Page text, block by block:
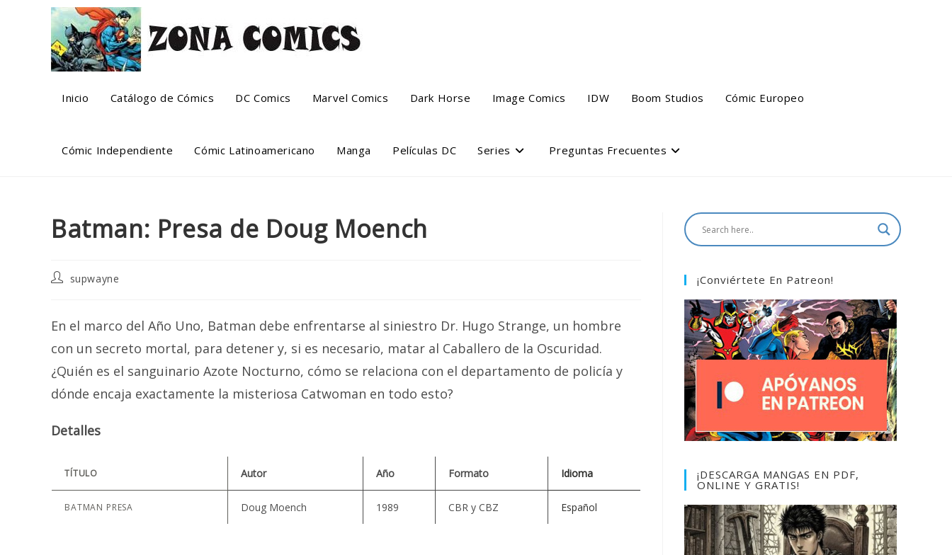
Inicio Catálogo de Cómics DC Comics Marvel Comics Dark Horse Image Comics IDW Boom Studios Cómic Europeo
Cómic Independiente Cómic Latinoamericano Manga Películas DC Series Preguntas Frecuentes
Batman: Presa de Doug Moench
Postsupwayne
En el marco del Año Uno, Batman debe enfrentarse al siniestro Dr. Hugo Strange, un hombre
con un secreto mortal, para detener y, si es necesario, matar al Caballero de la Oscuridad.
¿Quién es el sanguinario Azote Nocturno, cómo se relaciona con el departamento de policía y
dónde encaja exactamente la misteriosa Catwoman en todo esto?
Detalles
TÍTULO Autor Año Formato Idioma
BATMAN PRESA Doug Moench 1989 CBR y CBZ Español
¡Conviértete En Patreon!
¡DESCARGA MANGAS EN PDF,
ONLINE Y GRATIS!